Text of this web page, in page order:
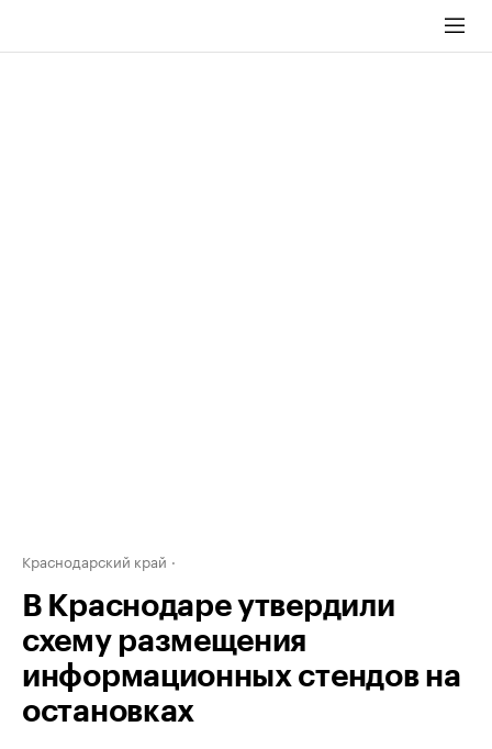
Краснодарский край
В Краснодаре утвердили
схему размещения
информационных стендов на
остановках